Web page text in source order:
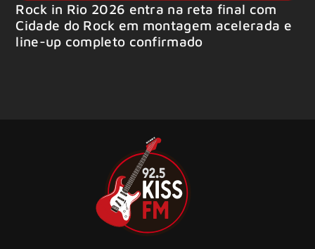
Rock in Rio 2026 entra na reta final com
Cidade do Rock em montagem acelerada e
line-up completo confirmado